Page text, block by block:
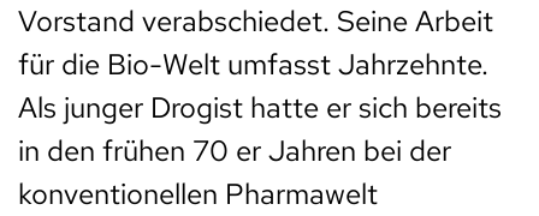
Vorstand verabschiedet. Seine Arbeit
für die Bio-Welt umfasst Jahrzehnte.
Als junger Drogist hatte er sich bereits
in den frühen 70 er Jahren bei der
konventionellen Pharmawelt